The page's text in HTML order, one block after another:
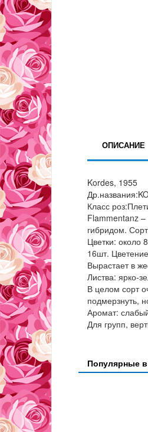
ОПИСАНИЕ
Kordes, 1955
Класс
Flammentanz
гибридом.
Цветки: около
16шт.
Вырастает в
Листва: ярко-
В целом сорт
подмерзнуть,
Аромат:
Для групп,
Популярные